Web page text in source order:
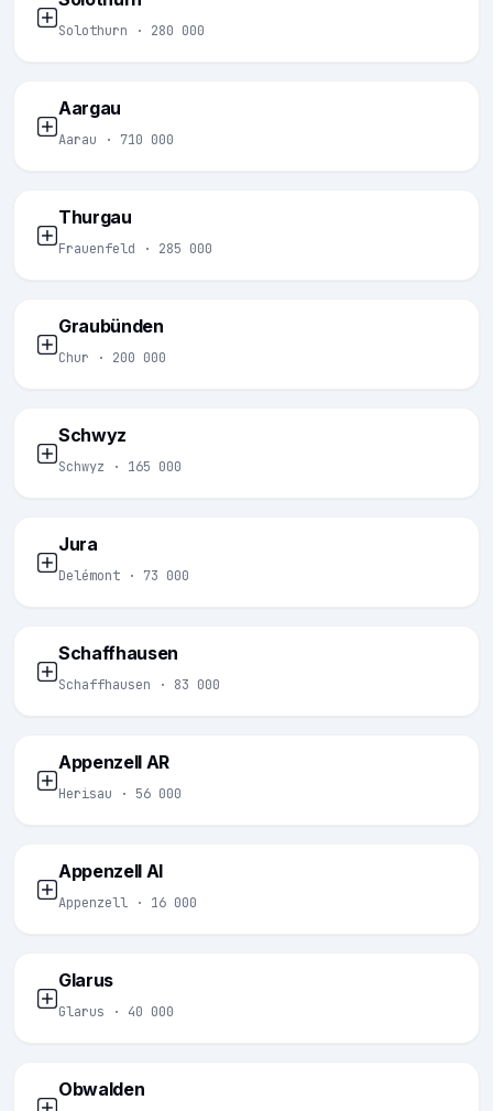
Solothurn · 280 000
Aargau
Aarau · 710 000
Thurgau
Frauenfeld · 285 000
Graubünden
Chur · 200 000
Schwyz
Schwyz · 165 000
Jura
Delémont · 73 000
Schaffhausen
Schaffhausen · 83 000
Appenzell AR
Herisau · 56 000
Appenzell AI
Appenzell · 16 000
Glarus
Glarus · 40 000
Obwalden